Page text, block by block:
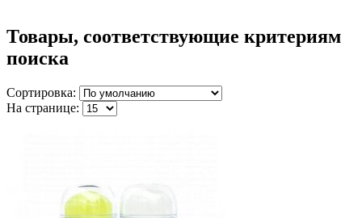
Товары, соответствующие критериям
поиска
Сортировка:
На странице: